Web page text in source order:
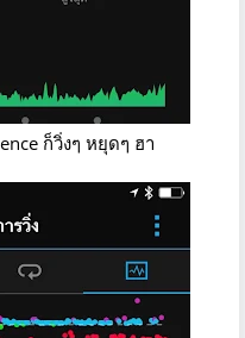
ก็วิ่งๆ หยุดๆ ฮา